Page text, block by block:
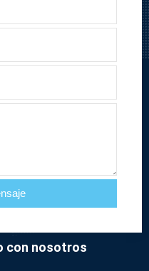
con nosotros